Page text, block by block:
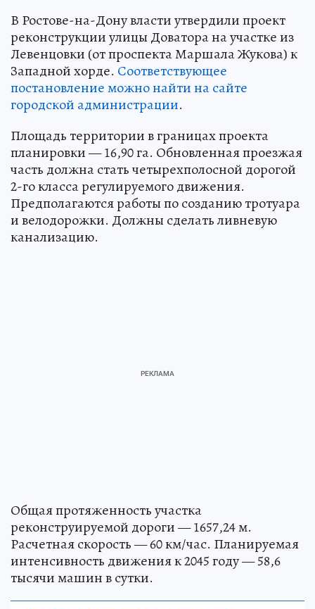
В Ростове-на-Дону власти утвердили проект
реконструкции улицы Доватора на участке из
Левенцовки (от проспекта Маршала Жукова) к
Западной хорде. Соответствующее
постановление можно найти на сайте
городской администрации.
Площадь территории в границах проекта
планировки — 16,90 га. Обновленная проезжая
часть должна стать четырехполосной дорогой
2-го класса регулируемого движения.
Предполагаются работы по созданию тротуара
и велодорожки. Должны сделать ливневую
канализацию.
Общая протяженность участка
реконструируемой дороги — 1657,24 м.
Расчетная скорость — 60 км/час. Планируемая
интенсивность движения к 2045 году — 58,6
тысячи машин в сутки.